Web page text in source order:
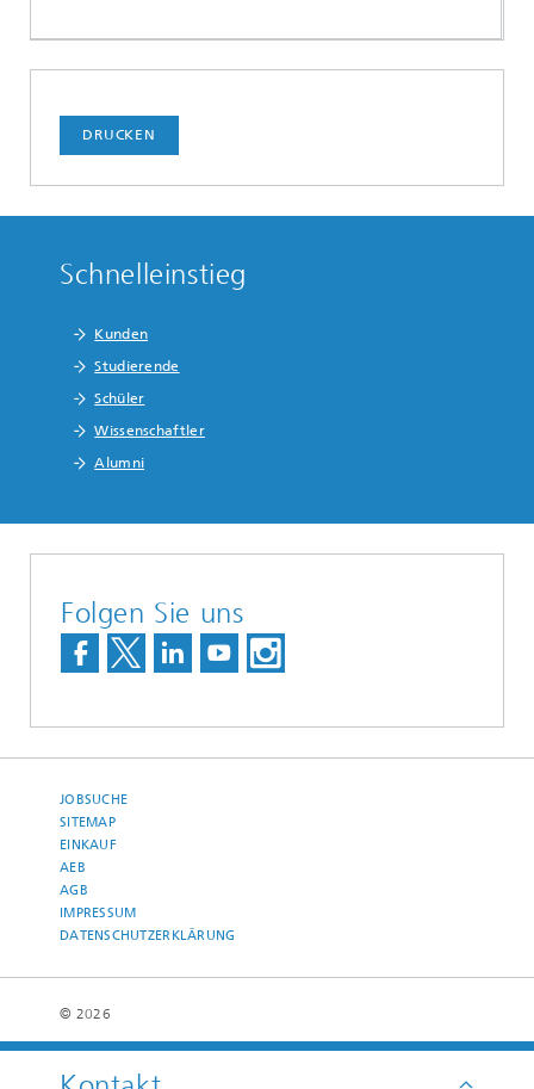
DRUCKEN
Schnelleinstieg
Kunden
Studierende
Schüler
Wissenschaftler
Alumni
Folgen Sie uns
JOBSUCHE
SITEMAP
EINKAUF
AEB
AGB
IMPRESSUM
DATENSCHUTZERKLÄRUNG
© 2026